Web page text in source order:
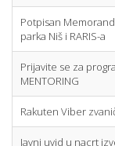
Potpisan
parka Niš i RARIS-a
Prijavite se za
MENTORING
Rakuten Viber
Javni uvid u nacrt